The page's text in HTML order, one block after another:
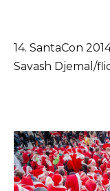
14. SantaCon
Savash Djemal/